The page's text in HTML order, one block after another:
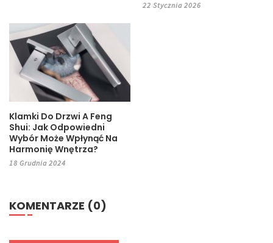
22 Stycznia 2026
Klamki Do Drzwi A Feng
Shui: Jak Odpowiedni
Wybór Może Wpłynąć Na
Harmonię Wnętrza?
18 Grudnia 2024
KOMENTARZE (0)